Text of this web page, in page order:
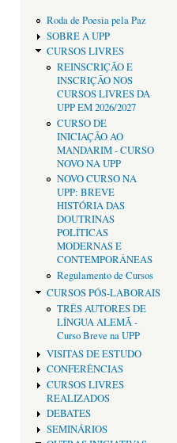
Roda de Poesia pela Paz
SOBRE A UPP
CURSOS LIVRES
REINSCRIÇÃO E
INSCRIÇÃO NOS
CURSOS LIVRES DA
UPP EM 2026/2027
CURSO DE
INICIAÇÃO AO
MANDARIM - CURSO
NOVO NA UPP
NOVO CURSO NA
UPP: BREVE
HISTÓRIA DAS
DOUTRINAS
POLÍTICAS
MODERNAS E
CONTEMPORÂNEAS
Regulamento de Cursos
CURSOS PÓS-LABORAIS
TRÊS AUTORES DE
LÍNGUA ALEMÃ -
Curso Breve na UPP
VISITAS DE ESTUDO
CONFERÊNCIAS
CURSOS LIVRES
REALIZADOS
DEBATES
SEMINÁRIOS